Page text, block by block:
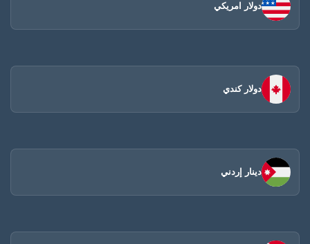
دولار امريكي
دولار كندي
دينار إردني